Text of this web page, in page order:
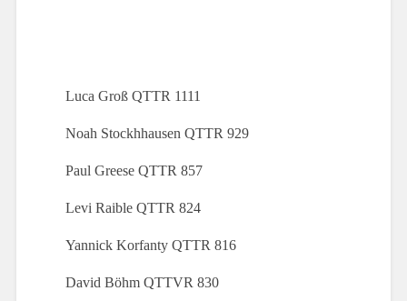
Luca Groß QTTR 1111
Noah Stockhhausen QTTR 929
Paul Greese QTTR 857
Levi Raible QTTR 824
Yannick Korfanty QTTR 816
David Böhm QTTVR 830